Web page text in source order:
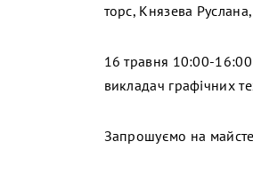
торс, Князева
16 травня 10:00-
викладач графічних
Запрошуємо на